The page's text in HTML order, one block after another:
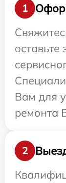
1
оставьте
Вам для
ремонта
2